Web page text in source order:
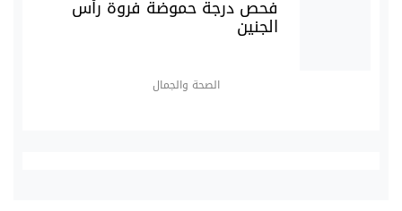
فحص درجة حموضة فروة رأس
الجنين
الصحة والجمال